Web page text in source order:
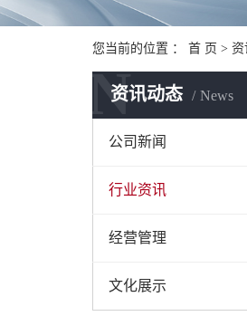
您当前的位置 ： 首 页 > 资
资讯动态 News
N
公司新闻
行业资讯
经营管理
文化展示